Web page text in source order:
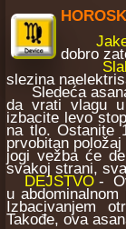
dobro
slezina
Sledeća asana
da vrati vlagu u
izbacite levo
na tlo. Ostanite
prvobitan
jogi vežba će
svakoj strani,
DEJSTVO -
u
Izbacivanjem
Takođe, ova